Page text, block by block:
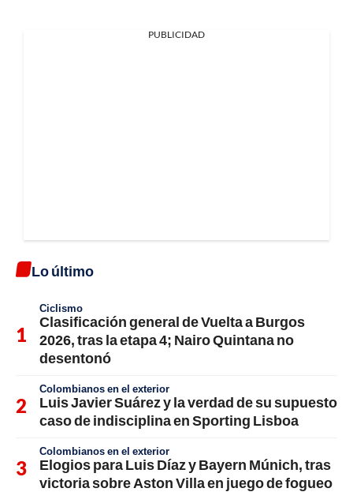
PUBLICIDAD
Lo último
Ciclismo
Clasificación general de Vuelta a Burgos
2026, tras la etapa 4; Nairo Quintana no
desentonó
Colombianos en el exterior
Luis Javier Suárez y la verdad de su supuesto
caso de indisciplina en Sporting Lisboa
Colombianos en el exterior
Elogios para Luis Díaz y Bayern Múnich, tras
victoria sobre Aston Villa en juego de fogueo